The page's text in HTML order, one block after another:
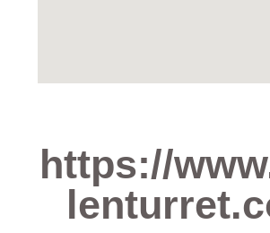
https://